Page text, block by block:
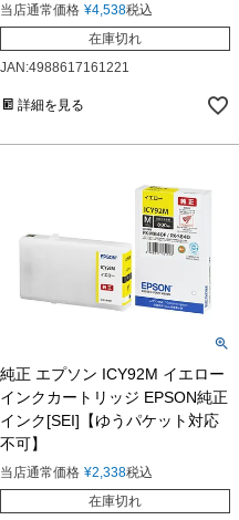
当店通常価格 ¥4,538税込
在庫切れ
JAN:4988617161221
詳細を見る
純正 エプソン ICY92M イエロー
インクカートリッジ EPSON純正
インク[SEI]【ゆうパケット対応
不可】
当店通常価格 ¥2,338税込
在庫切れ